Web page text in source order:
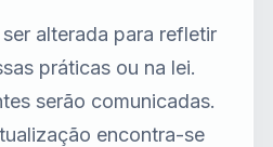
alterada para refletir
práticas ou na lei.
serão comunicadas.
encontra-se